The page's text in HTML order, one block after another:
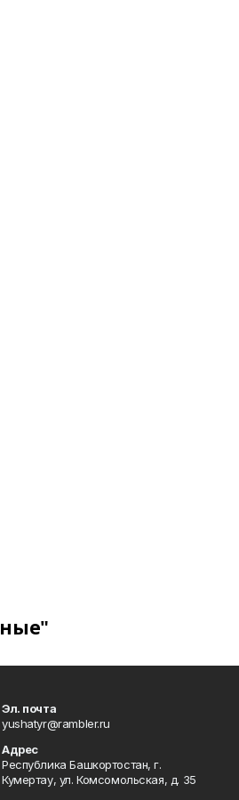
Эл. почта
yushatyr@rambler.ru
Адрес
Республика Башкортостан, г.
Кумертау, ул. Комсомольская, д. 35